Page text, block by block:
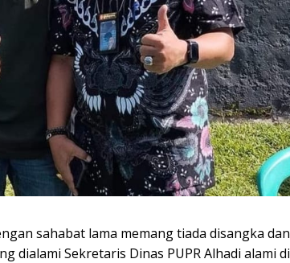
sahabat lama memang tiada disangka dan
dialami Sekretaris Dinas PUPR Alhadi alami di